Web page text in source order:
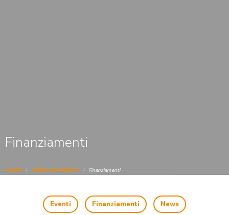
Finanziamenti
HOME NEWS ED EVENTI Finanziamenti
Eventi Finanziamenti News